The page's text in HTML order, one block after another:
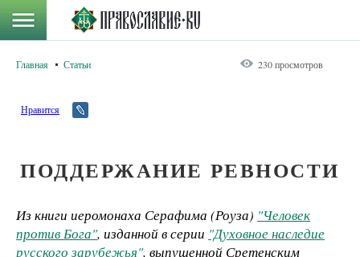
Главная Статьи 230 просмотров
Нравится
ПОДДЕРЖАНИЕ РЕВНОСТИ
Из книги иеромонаха Серафима (Роуза) "Человек
против Бога", изданной в серии "Духовное наследие
русского зарубежья", выпущенной Сретенским